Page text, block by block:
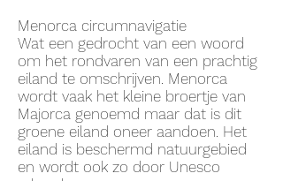
Menorca circumnavigatie
Wat een gedrocht van een woord
om het rondvaren van een prachtig
eiland te omschrijven. Menorca
wordt vaak het kleine broertje van
Majorca genoemd maar dat is dit
groene eiland oneer aandoen. Het
eiland is beschermd natuurgebied
en wordt ook zo door Unesco